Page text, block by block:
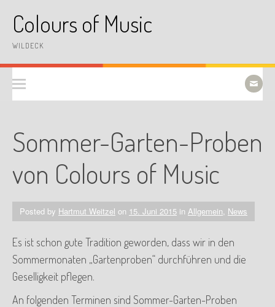
contentColours of Music
WILDECK
Sommer-Garten-Proben
von Colours of Music
Posted by Hartmut Weitzel on 15. Juni 2015 in Allgemein, News
Es ist schon gute Tradition geworden, dass wir in den
Sommermonaten „Gartenproben“ durchführen und die
Geselligkeit pflegen.
An folgenden Terminen sind Sommer-Garten-Proben